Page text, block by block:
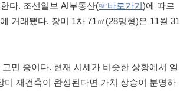
다. 조선일보 AI부동산(☞바로가기)에 따르
거래됐다. 장미 1차 71㎡(28평형)은 11월 31
민 중이다. 현재 시세가 비슷한 상황에서 엘
재건축이 완성된다면 가치 상승이 분명하